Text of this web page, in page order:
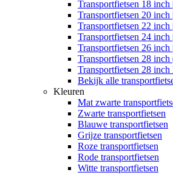
Transportfietsen 18 inch
Transportfietsen 20 inch
Transportfietsen 22 inch
Transportfietsen 24 inch
Transportfietsen 26 inch
Transportfietsen 28 inch
Transportfietsen 28 inch
Bekijk alle
Kleuren
Mat zwarte
Zwarte transportfietsen
Blauwe transportfietsen
Grijze transportfietsen
Roze transportfietsen
Rode transportfietsen
Witte transportfietsen